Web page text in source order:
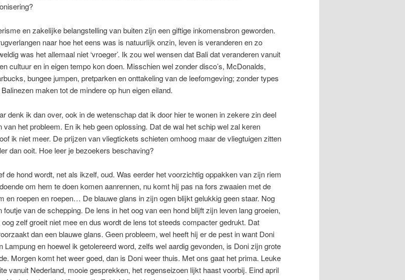
en zakelijke belangstelling van buiten zijn een giftige inkomensbron geworden.
naar hoe het eens was is natuurlijk onzin, leven is veranderen en zo
was het allemaal niet ‘vroeger’. Ik zou wel wensen dat Bali dat veranderen vanuit
cultuur en in eigen tempo kon doen. Misschien wel zonder disco’s, McDonalds,
bungee jumpen, pretparken en onttakeling van de leefomgeving; zonder types
maken tot de mindere op hun eigen eiland.
denk ik dan over, ook in de wetenschap dat ik door hier te wonen in zekere zin deel
van het probleem. En ik heb geen oplossing. Dat de wal het schip wel zal keren
ik niet meer. De prijzen van vliegtickets schieten omhoog maar de vliegtuigen zitten
dan ooit. Hoe leer je bezoekers beschaving?
de hond wordt, net als ikzelf, oud. Was eerder het voorzichtig oppakken van zijn riem
om hem te doen komen aanrennen, nu komt hij pas na fors zwaaien met de
en roepen en roepen… De blauwe glans in zijn ogen blijkt gelukkig geen staar. Nog
foutje van de schepping. De lens in het oog van een hond blijft zijn leven lang groeien,
oog zelf groeit niet mee en dus wordt de lens tot steeds compacter gedrukt. Dat
dan een blauwe glans. Geen probleem, wel heeft hij er de pest in want Doni
Lampung en hoewel ik getolereerd word, zelfs wel aardig gevonden, is Doni zijn grote
Morgen komt het weer goed, dan is Doni weer thuis. Met ons gaat het prima. Leuke
vanuit Nederland, mooie gesprekken, het regenseizoen lijkt haast voorbij. Eind april